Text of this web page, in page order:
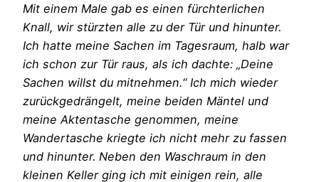
Mit einem Male gab es einen fürchterlichen
Knall, wir stürzten alle zu der Tür und hinunter.
Ich hatte meine Sachen im Tagesraum, halb war
ich schon zur Tür raus, als ich dachte: „Deine
Sachen willst du mitnehmen.“ Ich mich wieder
zurückgedrängelt, meine beiden Mäntel und
meine Aktentasche genommen, meine
Wandertasche kriegte ich nicht mehr zu fassen
und hinunter. Neben den Waschraum in den
kleinen Keller ging ich mit einigen rein, alle